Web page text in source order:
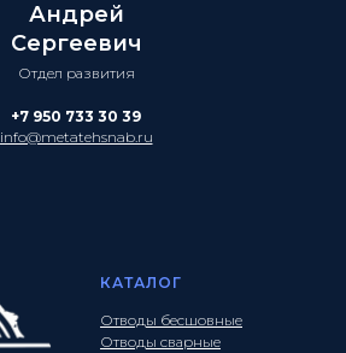
Андрей
Сергеевич
Отдел развития
+7 950 733 30 39
info@metatehsnab.ru
КАТАЛОГ
Отводы бесшовные
Отводы сварные